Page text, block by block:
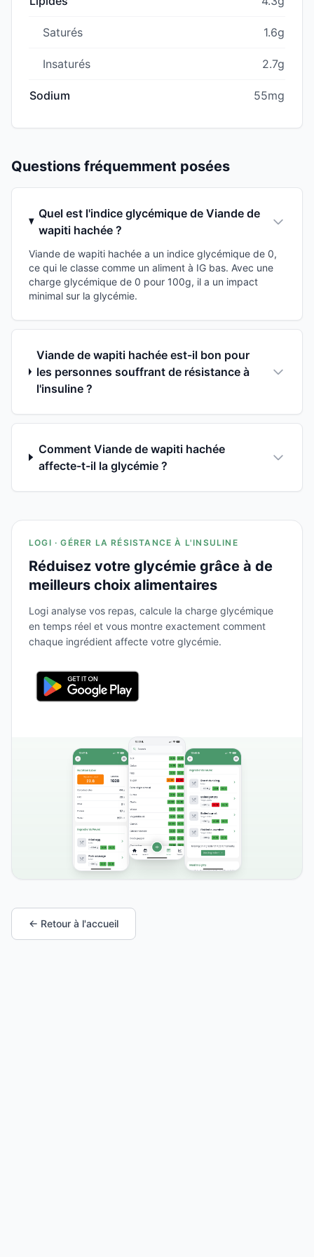
Saturés 1.6g
Insaturés 2.7g
Sodium 55mg
Questions fréquemment posées
Quel est l'indice glycémique de Viande de
wapiti hachée ?
Viande de wapiti hachée a un indice glycémique de 0,
ce qui le classe comme un aliment à IG bas. Avec une
charge glycémique de 0 pour 100g, il a un impact
minimal sur la glycémie.
Viande de wapiti hachée est-il bon pour
les personnes souffrant de résistance à
l'insuline ?
Comment Viande de wapiti hachée
affecte-t-il la glycémie ?
LOGI · GÉRER LA RÉSISTANCE À L'INSULINE
Réduisez votre glycémie grâce à de
meilleurs choix alimentaires
Logi analyse vos repas, calcule la charge glycémique
en temps réel et vous montre exactement comment
chaque ingrédient affecte votre glycémie.
← Retour à l'accueil